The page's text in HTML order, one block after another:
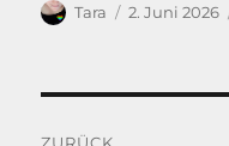
Autor
Tara 2. Juni 2026